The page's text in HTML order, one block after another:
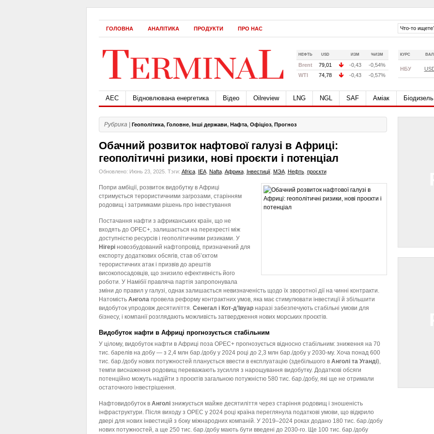
ГОЛОВНА АНАЛІТИКА ПРОДУКТИ ПРО НАС
КУРС ВАЛ
НБУ
НЕФТЬ USD ИЗМ %ИЗМ
Brent 79,01 -0,43
-0,54%
WTI
74,78 -0,43 -0,57%
АЕС Відновлювана енергетика Відео Oilreview LNG NGL SAF Аміак Біодизель
Рубрика | Геополітика, Головне, Інші держави, Нафта, Офіціоз, Прогноз
Обачний розвиток нафтової галузі в Африці:
геополітичні ризики, нові проєкти і потенціал
Обновлено: Июнь 23, 2025. Тэги: Africa, IEA, Nafta, Африка, Інвестиції, МЭА, Нефть, проєкти
Попри амбіції, розвиток видобутку в Африці
стримується терористичними загрозами, старінням
родовищ і затримками рішень про інвестування
Постачання нафти з африканських країн, що не
входять до OPEC+, залишається на перехресті між
доступністю ресурсів і геополітичними ризиками. У
Нігеріновозбудований нафтопровід, призначений для
експорту додаткових обсягів, став об’єктом
терористичних атак і призвів до арештів
високопосадовців, що знизило ефективність його
роботи. У Намібії правляча партія запропонувала
зміни до правил у галузі, однак залишається невизначеність щодо їх зворотної дії на чинні контракти.
Натомість Анголапровела реформу контрактних умов, яка має стимулювати інвестиції й збільшити
видобуток упродовж десятиліття. Сенегал і Кот-д’Івуарнаразі забезпечують стабільні умови для
бізнесу, і компанії розглядають можливість затвердження нових морських проєктів.
Видобуток нафти в Африці прогнозується стабільним
У цілому, видобуток нафти в Африці поза OPEC+ прогнозується відносно стабільним: зниження на 70
тис. барелів на добу — з 2,4 млн бар./добу у 2024 році до 2,3 млн бар./добу у 2030-му. Хоча понад 600
тис. бар./добу нових потужностей планується ввести в експлуатацію (здебільшого вАнголі та Уганді),
темпи виснаження родовищ переважають зусилля з нарощування видобутку. Додаткові обсяги
потенційно можуть надійти з проєктів загальною потужністю 580 тис. бар./добу, які ще не отримали
остаточного інвестрішення.
Нафтовидобуток в Анголізнижується майже десятиліття через старіння родовищ і зношеність
інфраструктури. Після виходу з OPEC у 2024 році країна переглянула податкові умови, що відкрило
двері для нових інвестицій з боку міжнародних компаній. У 2019–2024 роках додано 180 тис. бар./добу
нових потужностей, а ще 250 тис. бар./добу мають бути введені до 2030-го. Ще 100 тис. бар./добу